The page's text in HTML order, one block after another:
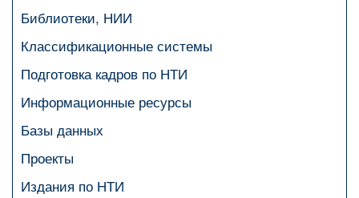
Библиотеки, НИИ
Классификационные системы
Подготовка кадров по НТИ
Информационные ресурсы
Базы данных
Проекты
Издания по НТИ